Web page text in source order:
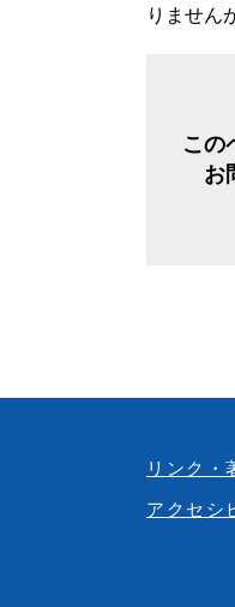
りません
この
お
リンク・
アクセシ